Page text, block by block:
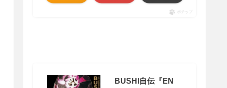
ポチップ
BUSHI自伝『EN